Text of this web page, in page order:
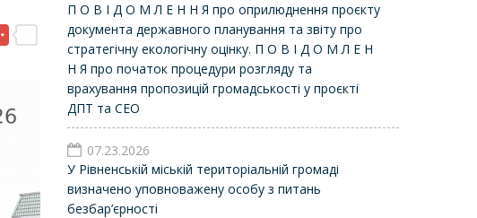
П О В І Д О М Л Е Н Н Я про оприлюднення проєкту
документа державного планування та звіту про
стратегічну екологічну оцінку. П О В І Д О М Л Е Н
Н Я про початок процедури розгляду та
врахування пропозицій громадськості у проєкті
ДПТ та СЕО
07.23.2026
У Рівненській міській територіальній громаді
визначено уповноважену особу з питань
безбар’єрності